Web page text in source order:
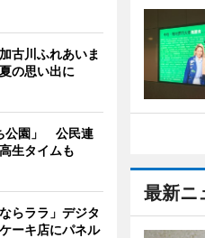
最新ニ
古川ふれあいま
の思い出に
公園」 公民連
生タイムも
らララ」デジタ
ーキ店にパネル